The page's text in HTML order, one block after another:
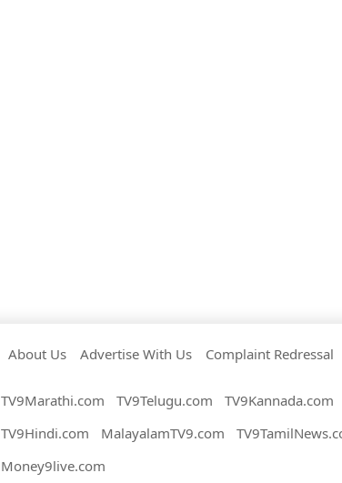
About Us Advertise With Us Complaint Redressal
TV9Marathi.com TV9Telugu.com TV9Kannada.com
TV9Hindi.com
MalayalamTV9.com
Money9live.com